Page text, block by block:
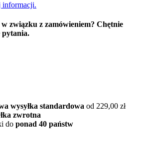
informacji.
związku z zamówieniem? Chętnie
pytania.
wysyłka standardowa od 229,00 zł
zwrotna
do ponad 40 państw